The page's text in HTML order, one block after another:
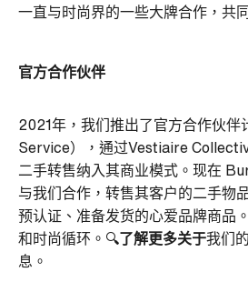
一直与时尚界的一些大牌合作，共
官方合作伙伴
2021年，我们推出了官方合作伙伴
Service），通过Vestiaire
二手转售纳入其商业模式。现在
与我们合作，转售其客户的二手物
预认证、准备发货的心爱品牌商品
和时尚循环。🔍了解更多关于我们
息。